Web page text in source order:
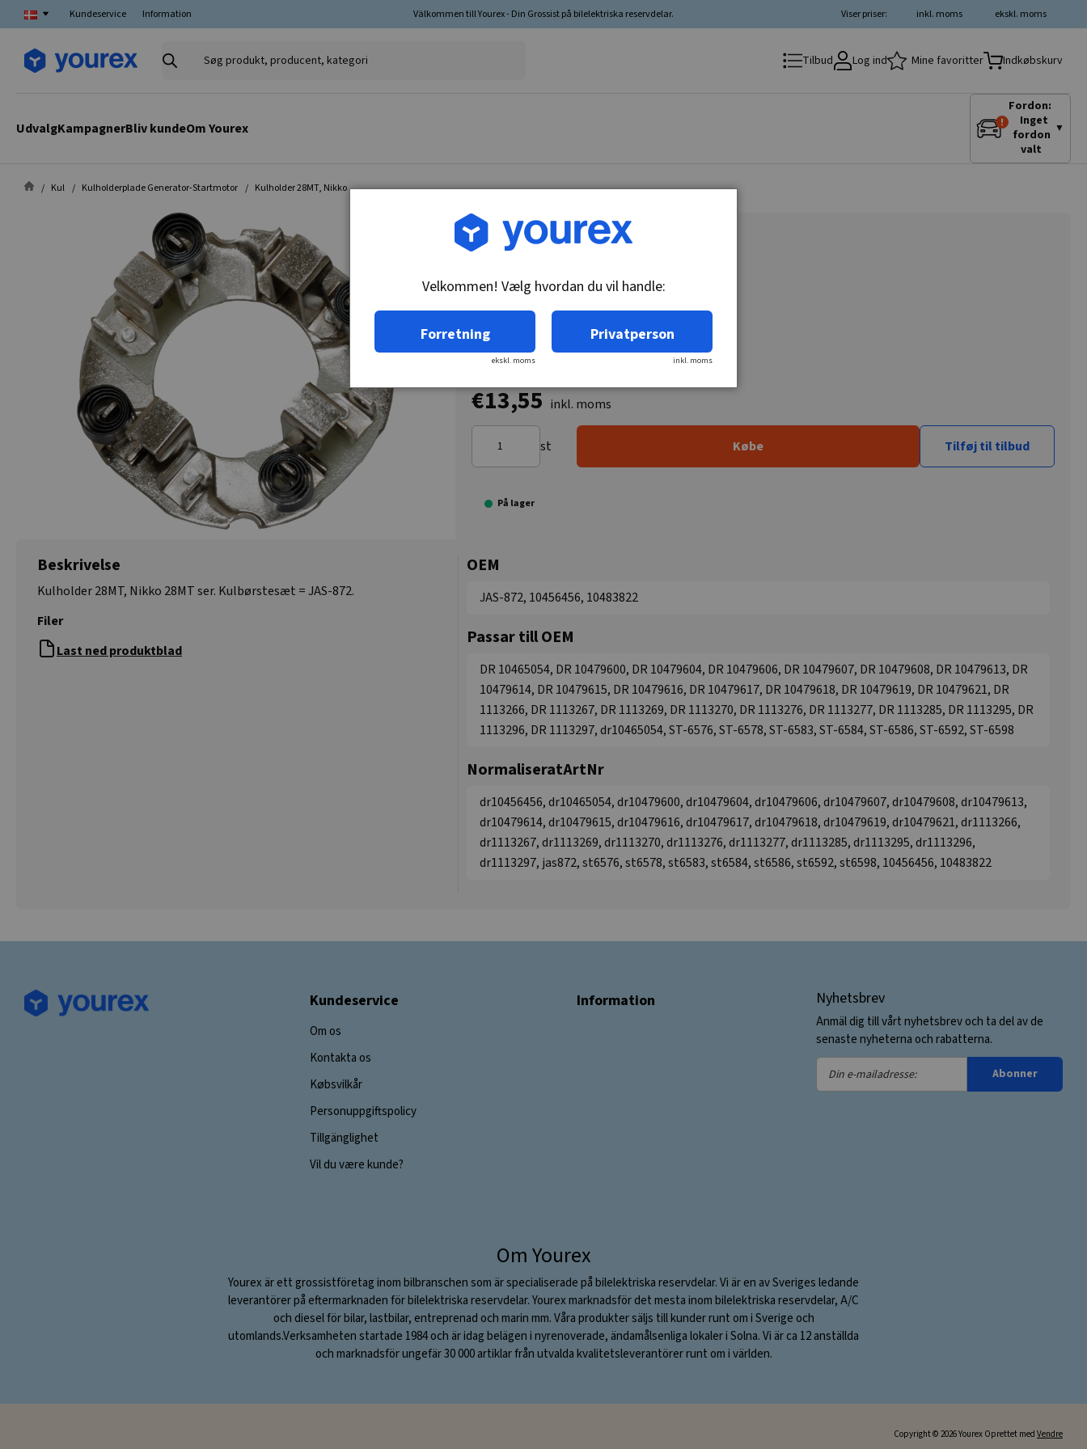
Kundeservice Information Välkommen till Yourex - Din Grossist på bilelektriska reservdelar. ekskl. moms
inkl. moms
Viser priser:
Søg
Tilbud Log ind Mine favoritter Indkøbskurv
UdvalgKampagnerBliv kundeOm Yourex
Fordon:
Inget
fordon
valt
▼
Kul Kulholderplade Generator-Startmotor Kulholder 28MT, Nikko
Vare nr.: DR-10456456
€13,55 inkl. moms
st Købe Tilføj til tilbud
På lager
Beskrivelse
Kulholder 28MT, Nikko 28MT ser. Kulbørstesæt = JAS-872.
Filer
Last ned produktblad
OEM
JAS-872, 10456456, 10483822
Passar till OEM
DR 10465054, DR 10479600, DR 10479604, DR 10479606, DR 10479607, DR 10479608, DR 10479613, DR
10479614, DR 10479615, DR 10479616, DR 10479617, DR 10479618, DR 10479619, DR 10479621, DR
1113266, DR 1113267, DR 1113269, DR 1113270, DR 1113276, DR 1113277, DR 1113285, DR 1113295, DR
1113296, DR 1113297, dr10465054, ST-6576, ST-6578, ST-6583, ST-6584, ST-6586, ST-6592, ST-6598
NormaliseratArtNr
dr10456456, dr10465054, dr10479600, dr10479604, dr10479606, dr10479607, dr10479608, dr10479613,
dr10479614, dr10479615, dr10479616, dr10479617, dr10479618, dr10479619, dr10479621, dr1113266,
dr1113267, dr1113269, dr1113270, dr1113276, dr1113277, dr1113285, dr1113295, dr1113296,
dr1113297, jas872, st6576, st6578, st6583, st6584, st6586, st6592, st6598, 10456456, 10483822
Kundeservice
Om os
Kontakta os
Købsvilkår
Personuppgiftspolicy
Tillgänglighet
Vil du være kunde?
Information Nyhetsbrev
Anmäl dig till vårt nyhetsbrev och ta del av de
senaste nyheterna och rabatterna.
Din
e-
Abonner
Om Yourex
Yourex är ett grossistföretag inom bilbranschen som är specialiserade på bilelektriska reservdelar. Vi är en av Sveriges ledande
leverantörer på eftermarknaden för bilelektriska reservdelar. Yourex marknadsför det mesta inom bilelektriska reservdelar, A/C
och diesel för bilar, lastbilar, entreprenad och marin mm. Våra produkter säljs till kunder runt om i Sverige och
utomlands.Verksamheten startade 1984 och är idag belägen i nyrenoverade, ändamålsenliga lokaler i Solna. Vi är ca 12 anställda
och marknadsför ungefär 30 000 artiklar från utvalda kvalitetsleverantörer runt om i världen.
Copyright © 2026 Yourex Oprettet med Vendre
Velkommen! Vælg hvordan du vil handle:
Forretning
ekskl. moms
Privatperson
inkl. moms